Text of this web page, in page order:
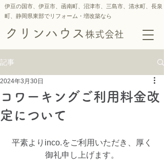
伊豆の国市、伊豆市、函南町、沼津市、三島市、 清水町、 長泉
町、静岡県東部でリフォーム・増改築なら
クリンハウス 株式会社
記事
コワーキングご利用料金改
定について
2024年3月30日
平素よりinco.をご利用いただき、厚く
御礼申し上げます。